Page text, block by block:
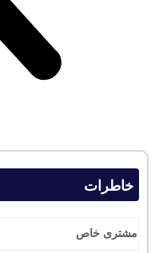
خاطرات
مشتری خاص